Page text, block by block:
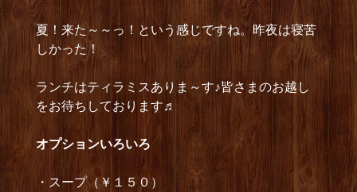
夏！来た～～っ！という感じですね。昨夜は寝苦
しかった！
ランチはティラミスありま～す♪皆さまのお越し
をお待ちしております♬
オプションいろいろ
・スープ（￥１５０）